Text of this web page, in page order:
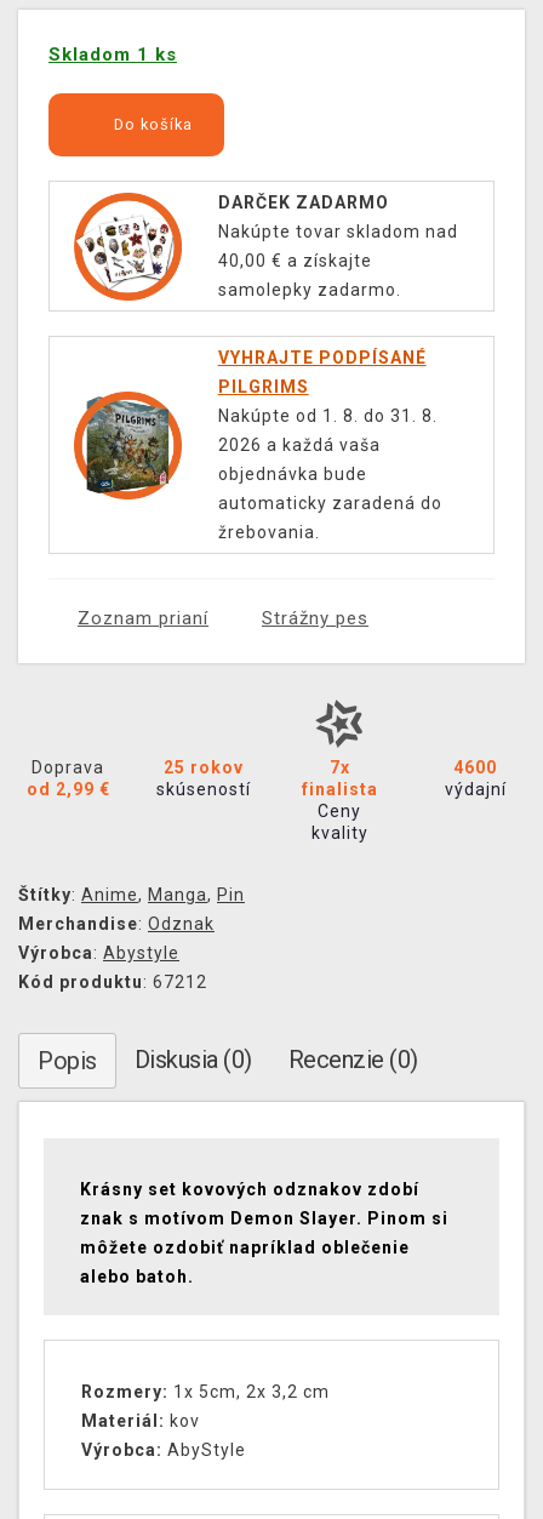
Skladom 1 ks
Do košíka
DARČEK ZADARMO
Nakúpte tovar skladom nad
40,00 € a získajte
samolepky zadarmo.
VYHRAJTE PODPÍSANÉ
PILGRIMS
Nakúpte od 1. 8. do 31. 8.
2026 a každá vaša
objednávka bude
automaticky zaradená do
žrebovania.
Zoznam prianí Strážny pes
Doprava
od 2,99 €
25 rokov
skúseností
7x
finalista
Ceny
kvality
4600
výdajní
Štítky: Anime, Manga, Pin
Merchandise: Odznak
Výrobca: Abystyle
Kód produktu: 67212
Popis Diskusia (0) Recenzie (0)
Krásny set kovových odznakov zdobí
znak s motívom Demon Slayer. Pinom si
môžete ozdobiť napríklad oblečenie
alebo batoh.
Rozmery: 1x 5cm, 2x 3,2 cm
Materiál: kov
Výrobca: AbyStyle